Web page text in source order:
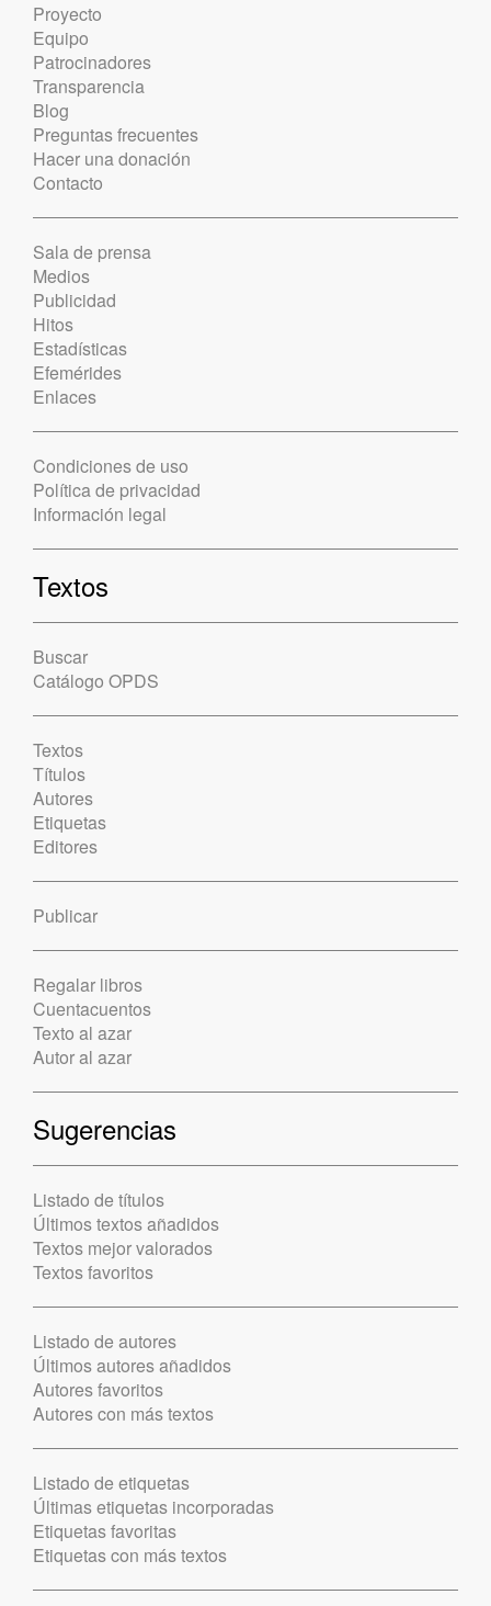
Proyecto
Equipo
Patrocinadores
Transparencia
Blog
Preguntas frecuentes
Hacer una donación
Contacto
Sala de prensa
Medios
Publicidad
Hitos
Estadísticas
Efemérides
Enlaces
Condiciones de uso
Política de privacidad
Información legal
Textos
Buscar
Catálogo OPDS
Textos
Títulos
Autores
Etiquetas
Editores
Publicar
Regalar libros
Cuentacuentos
Texto al azar
Autor al azar
Sugerencias
Listado de títulos
Últimos textos añadidos
Textos mejor valorados
Textos favoritos
Listado de autores
Últimos autores añadidos
Autores favoritos
Autores con más textos
Listado de etiquetas
Últimas etiquetas incorporadas
Etiquetas favoritas
Etiquetas con más textos